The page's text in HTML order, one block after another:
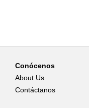
Conócenos
About Us
Contáctanos